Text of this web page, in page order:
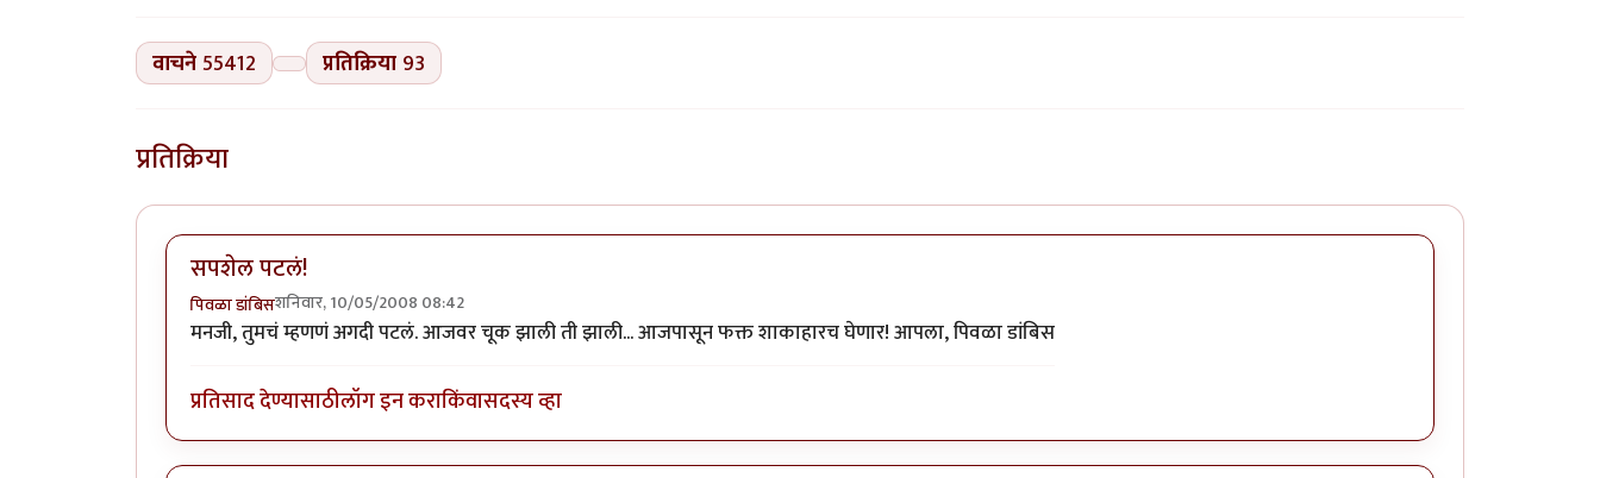
वाचने55412 प्रतिक्रिया 93
प्रतिक्रिया
सपशेल पटलं!
पिवळा डांबिसशनिवार, 10/05/2008 08:42
मनजी, तुमचं म्हणणं अगदी पटलं. आजवर चूक झाली ती झाली... आजपासून फक्त शाकाहारच घेणार! आपला, पिवळा डांबिस
प्रतिसाद देण्यासाठीलॉग इन कराकिंवासदस्य व्हा